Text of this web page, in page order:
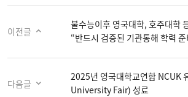
이전글
불수능이후 영국대학, 호주대학
“반드시 검증된 기관통해 학력
다음글
2025년 영국대학교연합 NCUK
University Fair) 성료